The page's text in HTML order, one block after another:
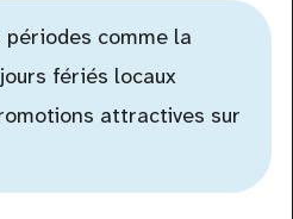
comme la
fériés locaux
attractives sur